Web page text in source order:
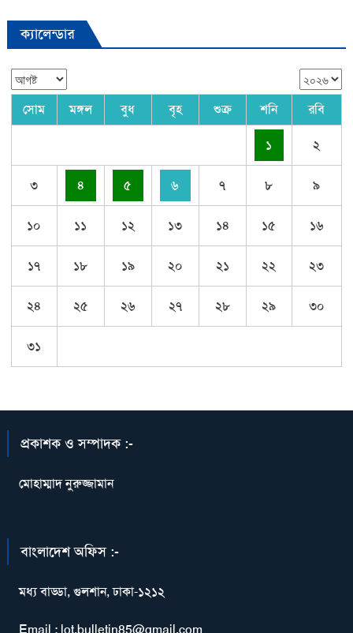
ক্যালেন্ডার
সোম মঙ্গল বুধ বৃহ শুক্র শনি রবি
১ ২
৩ ৪ ৫ ৬ ৭ ৮ ৯
১০ ১১ ১২ ১৩ ১৪ ১৫ ১৬
১৭ ১৮ ১৯ ২০ ২১ ২২ ২৩
২৪ ২৫ ২৬ ২৭ ২৮ ২৯ ৩০
৩১
প্রকাশক ও সম্পাদক :-
মোহাম্মাদ নুরুজ্জামান
বাংলাদেশ অফিস :-
মধ্য বাড্ডা, গুলশান, ঢাকা-১২১২
Email : lot.bulletin85@gmail.com